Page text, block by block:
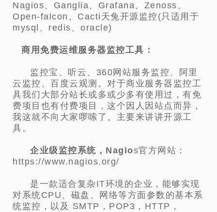
Nagios、Ganglia、Grafana、Zenoss、
Open-falcon、Cacti天兔开源监控(只适用于
mysql、redis、oracle)
商用免费运维服务器监控工具：
监控宝、听云、360网站服务监控、阿里
云监控、百度云观测。对于商业服务器监控工
具我们大部分站长或多或少多有使用过，有免
费项目也有付费项目，这个因人因站点而异，
我这就不向大家啰嗦了。主要来讲讲开源工
具。
企业级监控系统，Nagios官方网站：
https://www.nagios.org/
是一款适合复杂IT环境的企业，能够实现
对系统CPU、磁盘、网络等方面参数的基本系
统监控，以及 SMTP，POP3，HTTP，